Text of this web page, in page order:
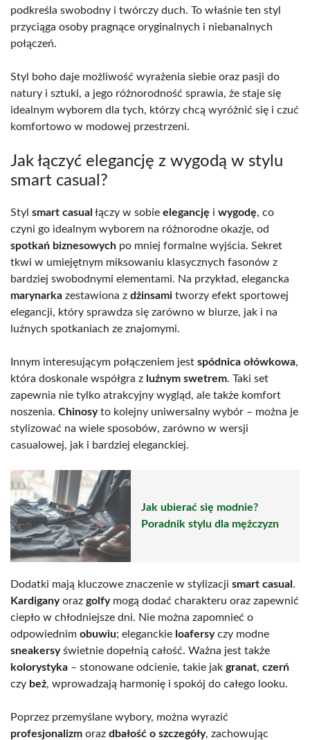
podkreśla swobodny i twórczy duch. To właśnie ten styl
przyciąga osoby pragnące oryginalnych i niebanalnych
połączeń.
Styl boho daje możliwość wyrażenia siebie oraz pasji do
natury i sztuki, a jego różnorodność sprawia, że staje się
idealnym wyborem dla tych, którzy chcą wyróżnić się i czuć
komfortowo w modowej przestrzeni.
Jak łączyć elegancję z wygodą w stylu
smart casual?
Styl smart casual łączy w sobie elegancję i wygodę, co
czyni go idealnym wyborem na różnorodne okazje, od
spotkań biznesowych po mniej formalne wyjścia. Sekret
tkwi w umiejętnym miksowaniu klasycznych fasonów z
bardziej swobodnymi elementami. Na przykład, elegancka
marynarka zestawiona z dżinsami tworzy efekt sportowej
elegancji, który sprawdza się zarówno w biurze, jak i na
luźnych spotkaniach ze znajomymi.
Innym interesującym połączeniem jest spódnica ołówkowa,
która doskonale współgra z luźnym swetrem. Taki set
zapewnia nie tylko atrakcyjny wygląd, ale także komfort
noszenia. Chinosyto kolejny uniwersalny wybór – można je
stylizować na wiele sposobów, zarówno w wersji
casualowej, jak i bardziej eleganckiej.
Jak ubierać się modnie?
Poradnik stylu dla mężczyzn
Dodatki mają kluczowe znaczenie w stylizacji smart casual.
Kardiganyoraz golfymogą dodać charakteru oraz zapewnić
ciepło w chłodniejsze dni. Nie można zapomnieć o
odpowiednim obuwiu; eleganckie loafersyczy modne
sneakersyświetnie dopełnią całość. Ważna jest także
kolorystyka – stonowane odcienie, takie jak granat, czerń
czy beż, wprowadzają harmonię i spokój do całego looku.
Poprzez przemyślane wybory, można wyrazić
profesjonalizm oraz dbałość o szczegóły, zachowując